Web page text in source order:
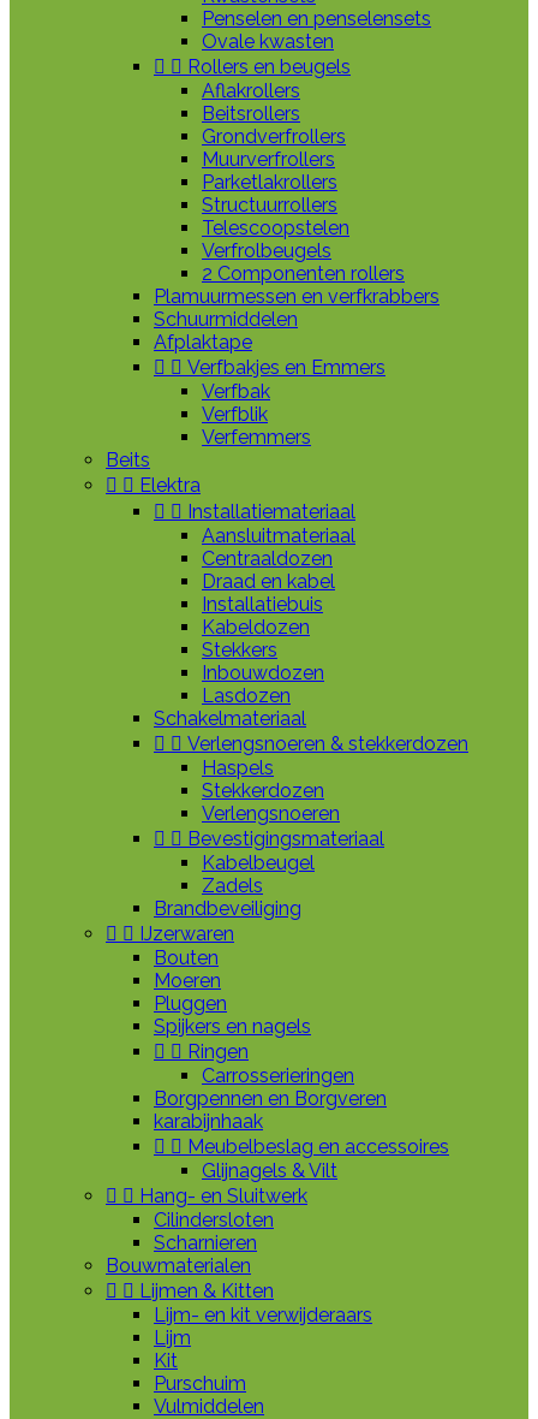
Penselen en penselensets
Ovale kwasten
  Rollers en beugels
Aflakrollers
Beitsrollers
Grondverfrollers
Muurverfrollers
Parketlakrollers
Structuurrollers
Telescoopstelen
Verfrolbeugels
2 Componenten rollers
Plamuurmessen en verfkrabbers
Schuurmiddelen
Afplaktape
  Verfbakjes en Emmers
Verfbak
Verfblik
Verfemmers
Beits
  Elektra
  Installatiemateriaal
Aansluitmateriaal
Centraaldozen
Draad en kabel
Installatiebuis
Kabeldozen
Stekkers
Inbouwdozen
Lasdozen
Schakelmateriaal
  Verlengsnoeren & stekkerdozen
Haspels
Stekkerdozen
Verlengsnoeren
  Bevestigingsmateriaal
Kabelbeugel
Zadels
Brandbeveiliging
  IJzerwaren
Bouten
Moeren
Pluggen
Spijkers en nagels
  Ringen
Carrosserieringen
Borgpennen en Borgveren
karabijnhaak
  Meubelbeslag en accessoires
Glijnagels & Vilt
  Hang- en Sluitwerk
Cilindersloten
Scharnieren
Bouwmaterialen
  Lijmen & Kitten
Lijm- en kit verwijderaars
Lijm
Kit
Purschuim
Vulmiddelen